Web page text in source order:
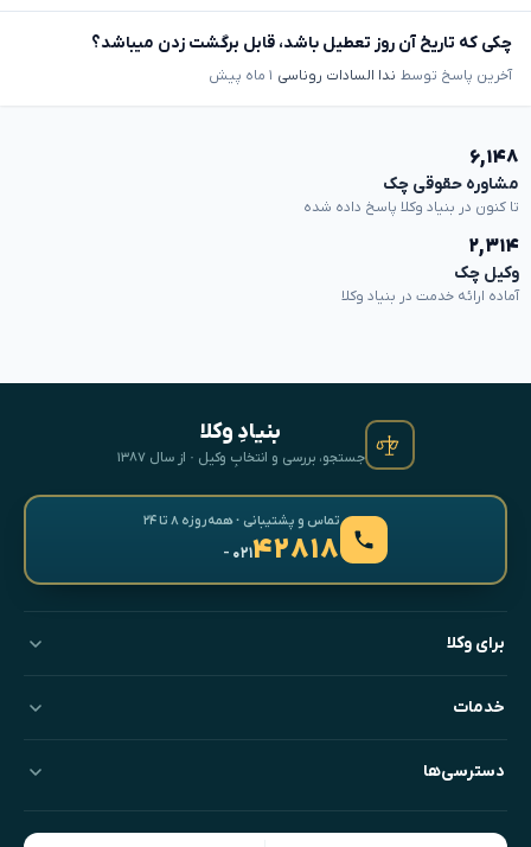
چکی که تاریخ آن روز تعطیل باشد، قابل برگشت زدن میباشد؟
آخرین پاسخ توسط ندا السادات روناسی ۱ ماه پیش
۶,۱۴۸
مشاوره حقوقی چک
تا کنون در بنیاد وکلا پاسخ داده شده
۲,۳۱۴
وکیل چک
آماده ارائه خدمت در بنیاد وکلا
بنیادِ وکلا
جستجو، بررسی و انتخابِ وکیل · از سال ۱۳۸۷
تماس و پشتیبانی · همه‌روزه ۸ تا ۲۴
۴۲۸۱۸- ۰۲۱
برای وکلا
خدمات
دسترسی‌ها